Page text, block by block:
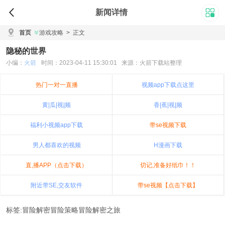
新闻详情
首页 游戏攻略 > 正文
隐秘的世界
小编： 火箭 时间：2023-04-11 15:30:01 来源：火箭下载站整理
热门一对一直播 视频app下载点这里
黄|瓜|视|频 香|蕉|视|频
福利小视频app下载 带se视频下载
男人都喜欢的视频 H漫画下载
直,播APP（点击下载） 切记,准备好纸巾！！
附近带SE,交友软件 带se视频【点击下载】
标签:冒险解密冒险策略冒险解密之旅